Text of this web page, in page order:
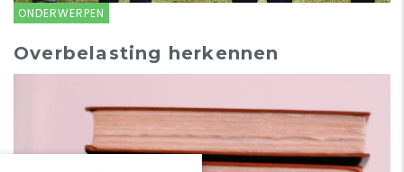
ONDERWERPEN
Overbelasting herkennen